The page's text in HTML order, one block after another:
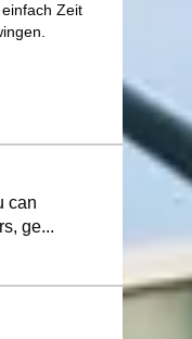
Zeit
can
ge...